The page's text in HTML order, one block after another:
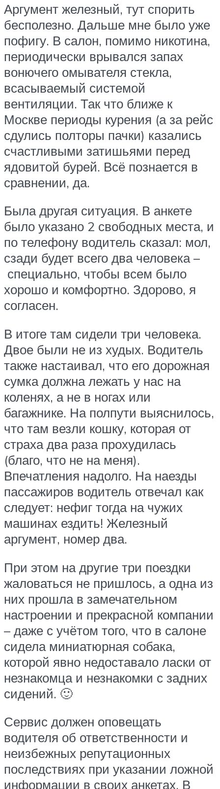
Аргумент железный, тут спорить
бесполезно. Дальше мне было уже
пофигу. В салон, помимо никотина,
периодически врывался запах
вонючего омывателя стекла,
всасываемый системой
вентиляции. Так что ближе к
Москве периоды курения (а за рейс
сдулись полторы пачки) казались
счастливыми затишьями перед
ядовитой бурей. Всё познается в
сравнении, да.
Была другая ситуация. В анкете
было указано 2 свободных места, и
по телефону водитель сказал: мол,
сзади будет всего два человека –
специально, чтобы всем было
хорошо и комфортно. Здорово, я
согласен.
В итоге там сидели три человека.
Двое были не из худых. Водитель
также настаивал, что его дорожная
сумка должна лежать у нас на
коленях, а не в ногах или
багажнике. На полпути выяснилось,
что там везли кошку, которая от
страха два раза прохудилась
(благо, что не на меня).
Впечатления надолго. На наезды
пассажиров водитель отвечал как
следует: нефиг тогда на чужих
машинах ездить! Железный
аргумент, номер два.
При этом на другие три поездки
жаловаться не пришлось, а одна из
них прошла в замечательном
настроении и прекрасной компании
– даже с учётом того, что в салоне
сидела миниатюрная собака,
которой явно недоставало ласки от
незнакомца и незнакомки с задних
сидений. 🙂
Сервис должен оповещать
водителя об ответственности и
неизбежных репутационных
последствиях при указании ложной
информации в своих анкетах. В